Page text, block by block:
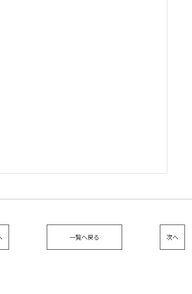
一覧へ戻る 次へ